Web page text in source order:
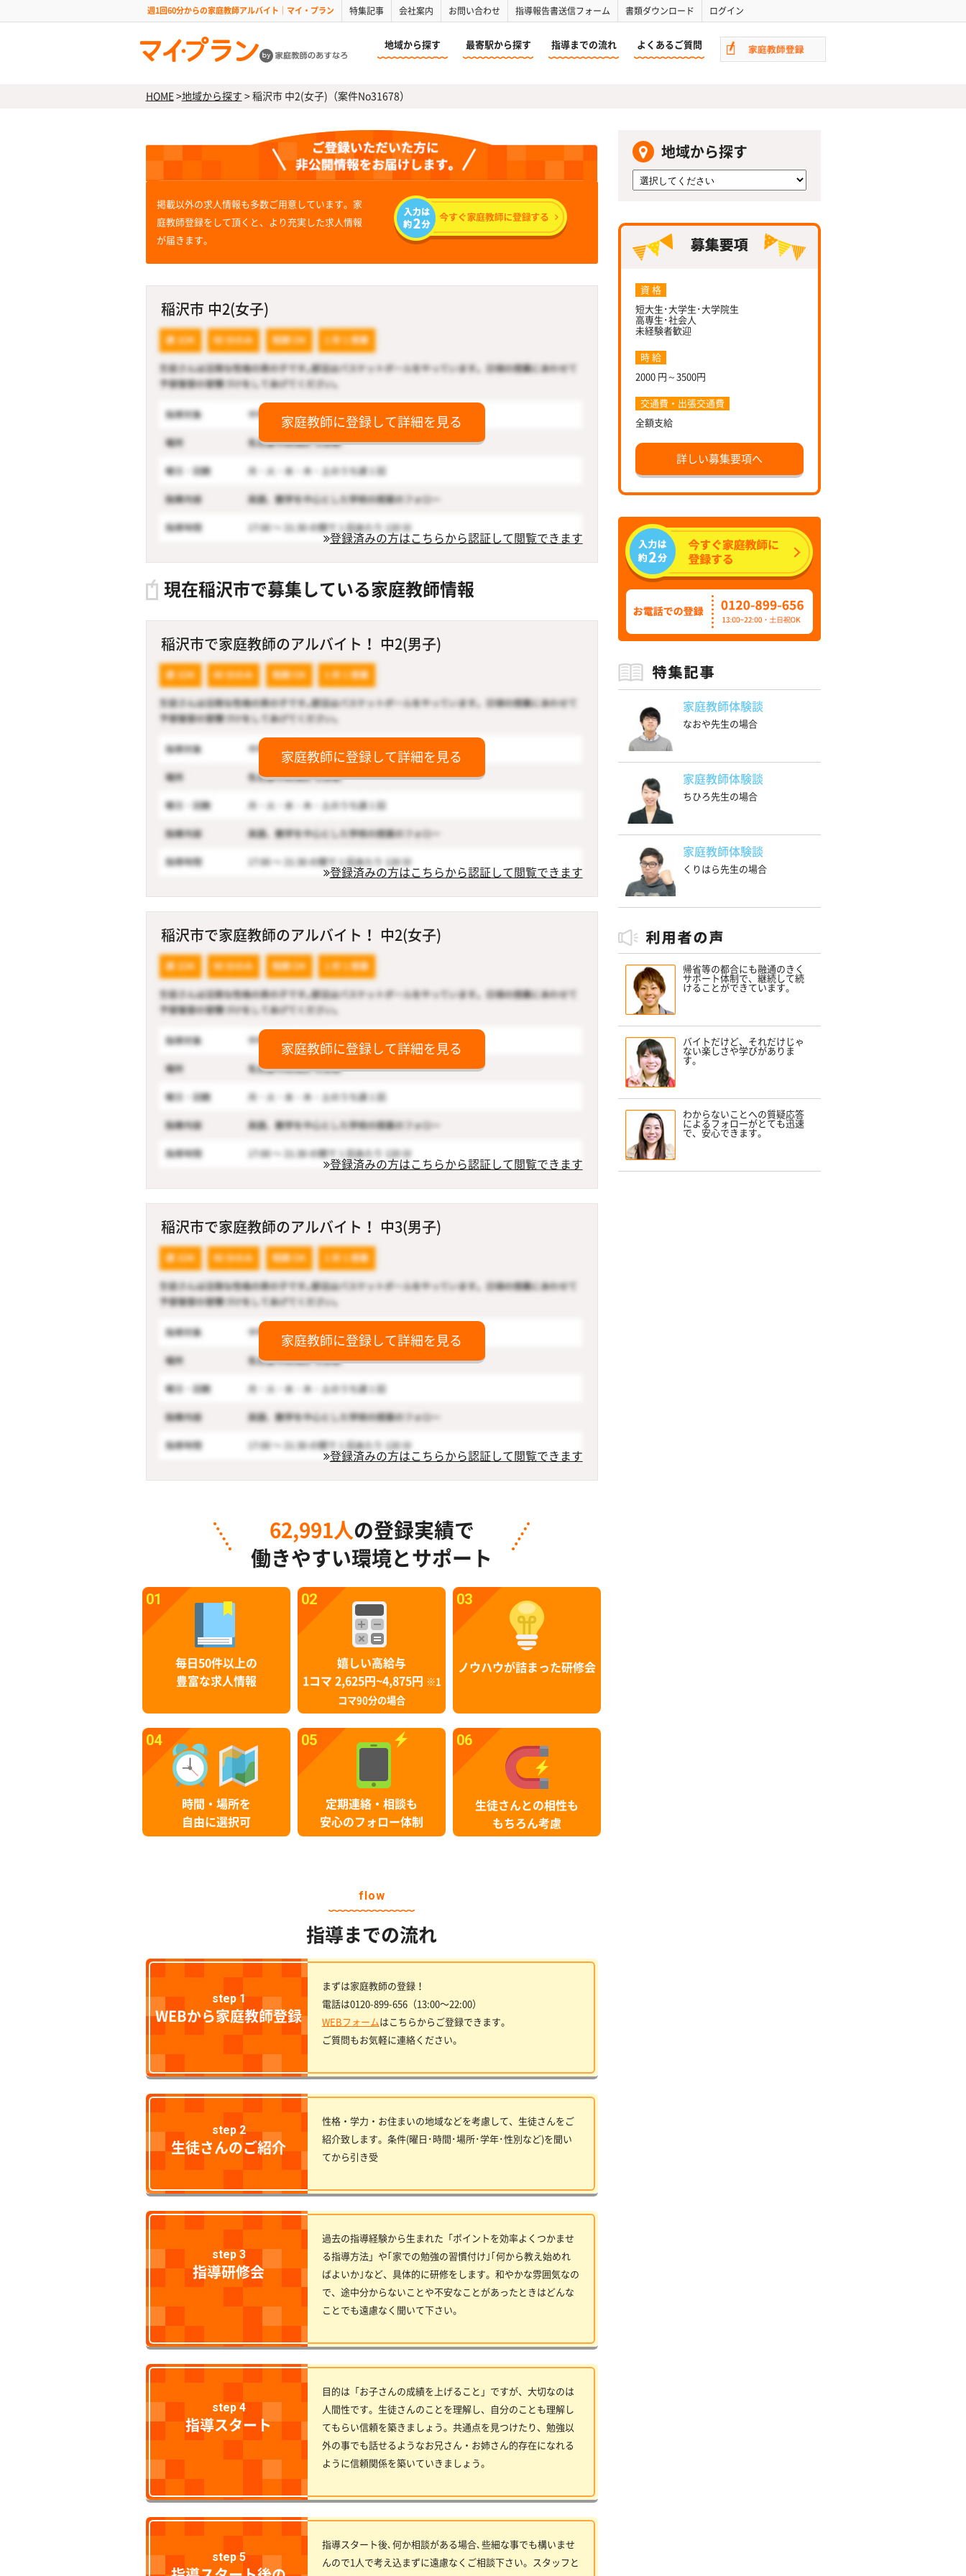
週1回60分からの家庭教師アルバイト｜マイ・プラン 特集記事 会社案内 お問い合わせ 指導報告書送信フォーム 書類ダウンロード ログイン
地域から探す 最寄駅から探す 指導までの流れ よくあるご質問
HOME>地域から探す >稲沢市 中2(女子)（案件No31678）
掲載以外の求人情報も多数ご用意しています。家
庭教師登録をして頂くと、より充実した求人情報
が届きます。
稲沢市 中2(女子)
家庭教師に登録して詳細を見る
登録済みの方はこちらから認証して閲覧できます
現在稲沢市で募集している家庭教師情報
稲沢市で家庭教師のアルバイト！ 中2(男子)
家庭教師に登録して詳細を見る
登録済みの方はこちらから認証して閲覧できます
稲沢市で家庭教師のアルバイト！ 中2(女子)
家庭教師に登録して詳細を見る
登録済みの方はこちらから認証して閲覧できます
稲沢市で家庭教師のアルバイト！ 中3(男子)
家庭教師に登録して詳細を見る
登録済みの方はこちらから認証して閲覧できます
62,991人 の登録実績で
働きやすい環境とサポート
01
毎日50件以上の
豊富な求人情報
02
嬉しい高給与
1コマ 2,625円~4,875円
※1
コマ90分の場合
03
ノウハウが詰まった研修会
04
時間・場所を
自由に選択可
05
定期連絡・相談も
安心のフォロー体制
06
生徒さんとの相性も
もちろん考慮
flow
指導までの流れ
step 1
WEBから家庭教師登録
まずは家庭教師の登録！
電話は0120-899-656（13:00〜22:00）
WEBフォームはこちらからご登録できます。
ご質問もお気軽に連絡ください。
step 2
生徒さんのご紹介
性格・学力・お住まいの地域などを考慮して、生徒さんをご
紹介致します。条件(曜日･時間･場所･学年･性別など)を聞い
てから引き受
step 3
指導研修会
過去の指導経験から生まれた「ポイントを効率よくつかませ
る指導方法」や｢家での勉強の習慣付け｣｢何から教え始めれ
ばよいか｣など、具体的に研修をします。和やかな雰囲気なの
で、途中分からないことや不安なことがあったときはどんな
ことでも遠慮なく聞いて下さい。
step 4
指導スタート
目的は「お子さんの成績を上げること」ですが、大切なのは
人間性です。生徒さんのことを理解し、自分のことも理解し
てもらい信頼を築きましょう。共通点を見つけたり、勉強以
外の事でも話せるようなお兄さん・お姉さん的存在になれる
ように信頼関係を築いていきましょう。
step 5
指導スタート後､何か相談がある場合､些細な事でも構いませ
んので1人で考え込まずに遠慮なくご相談下さい。スタッフと
地域から探す
資 格
短大生･大学生･大学院生
高専生･社会人
未経験者歓迎
時 給
2000 円～3500円
交通費・出張交通費
全額支給
詳しい募集要項へ
家庭教師体験談
なおや先生の場合
家庭教師体験談
ちひろ先生の場合
家庭教師体験談
くりはら先生の場合
帰省等の都合にも融通のきく
サポート体制で、継続して続
けることができています。
バイトだけど、それだけじゃ
ない楽しさや学びがありま
す。
わからないことへの質疑応答
によるフォローがとても迅速
で、安心できます。